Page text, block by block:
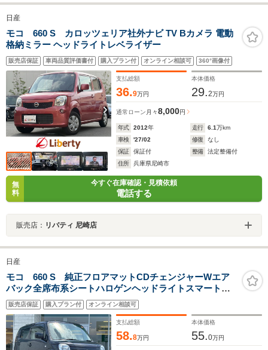
日産
モコ 660 S カロッツェリア社外ナビ TV Bカメラ 電動
格納ミラー ヘッドライトレベライザー
販売店保証 車両品質評価書付 購入プラン付 オンライン相談可 360°画像付
支払総額
36.9万円
本体価格
29.2万円
通常ローン 月々8,000円
年式 2012年 走行 6.1万km
車検
'27/02 修復
なし
保証
保証付 整備
法定整備付
住所
兵庫県尼崎市
無
料
今すぐ在庫確認・見積依頼
電話する
販売店： リバティ 尼崎店
日産
モコ 660 S 純正フロアマットCDチェンジャーWエア
バック全席布系シートハロゲンヘッドライトスマートキ
ースペアキーアイドリングストップワンオーナー取扱説
明書付きABS禁煙車ガソリン車エンジンスタートボタン
保証書
販売店保証 購入プラン付 オンライン相談可
支払総額
58.8万円
本体価格
55.0万円